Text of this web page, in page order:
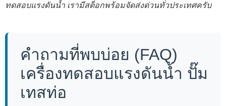
ทดสอบแรงดันน้ำ เรามีสต็อกพร้อมจัดส่งด่วนทั่วประเทศครับ
คำถามที่พบบ่อย (FAQ)
เครื่องทดสอบแรงดันน้ำ ปั๊ม
เทสท่อ